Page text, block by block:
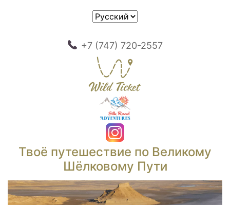
+7 (747) 720-2557
Твоё путешествие по Великому
Шёлковому Пути